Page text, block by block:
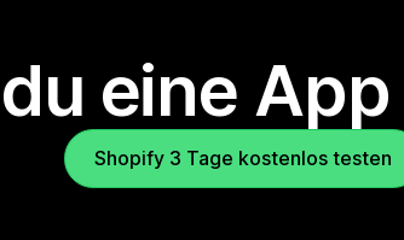
eine
Shopify 3 Tage kostenlos testen